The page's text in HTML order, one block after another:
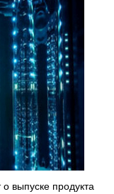
выпуске продукта